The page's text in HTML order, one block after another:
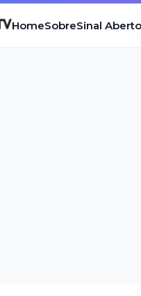
HomeSobreSinal Aberto